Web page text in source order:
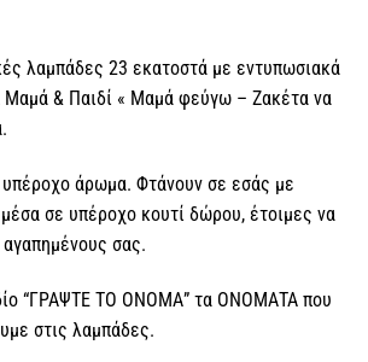
λαμπάδες 23 εκατοστά με εντυπωσιακά
Μαμά & Παιδί « Μαμά φεύγω – Ζακέτα να
άρωμα. Φτάνουν σε εσάς με
σε υπέροχο κουτί δώρου, έτοιμες να
σας.
“ΓΡΑΨΤΕ ΤΟ ΟΝΟΜΑ” τα ΟΝΟΜΑΤΑ που
στις λαμπάδες.